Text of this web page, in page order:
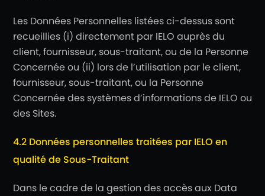
Les Données Personnelles listées ci-dessus sont
recueillies (i) directement par IELO auprès du
client, fournisseur, sous-traitant, ou de la Personne
Concernée ou (ii) lors de l’utilisation par le client,
fournisseur, sous-traitant, ou la Personne
Concernée des systèmes d’informations de IELO ou
des Sites.
4.2 Données personnelles traitées par IELO en
qualité de Sous-Traitant
Dans le cadre de la gestion des accès aux Data